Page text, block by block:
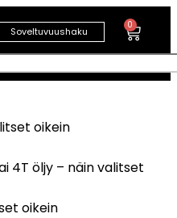
Soveltuvuushaku
0
4T öljy – näin valitset
oikein